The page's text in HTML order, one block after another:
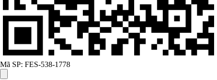
Mã SP: FES-538-1778